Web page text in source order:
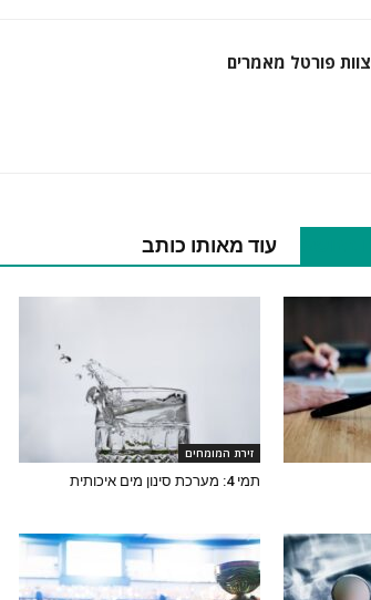
צוות פורטל מאמרים
עוד מאותו כותב
זירת המומחים
תמי 4: מערכת סינון מים איכותית